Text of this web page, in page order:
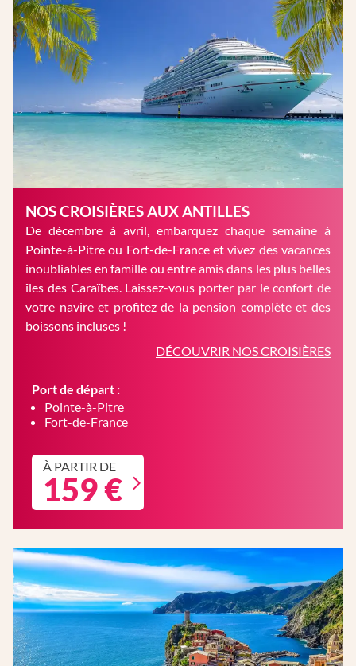
NOS CROISIÈRES AUX ANTILLES
De décembre à avril, embarquez chaque semaine à
Pointe-à-Pitre ou Fort-de-France et vivez des vacances
inoubliables en famille ou entre amis dans les plus belles
îles des Caraïbes. Laissez-vous porter par le confort de
votre navire et profitez de la pension complète et des
boissons incluses !
DÉCOUVRIR NOS CROISIÈRES
Port de départ :
Pointe-à-Pitre
Fort-de-France
À PARTIR DE
159 €